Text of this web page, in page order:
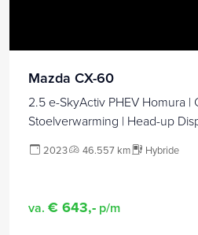
Mazda CX-60
2.5 e-SkyActiv PHEV Homura |
Stoelverwarming | Head-up
2023 46.557 km Hybride
va. € 643,- p/m